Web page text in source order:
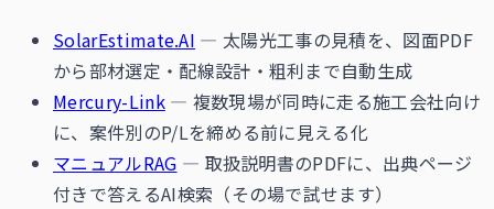
SolarEstimate.AI — 太陽光工事の見積を、図面PDF
から部材選定・配線設計・粗利まで自動生成
Mercury-Link — 複数現場が同時に走る施工会社向け
に、案件別のP/Lを締める前に見える化
マニュアルRAG — 取扱説明書のPDFに、出典ページ
付きで答えるAI検索（その場で試せます）